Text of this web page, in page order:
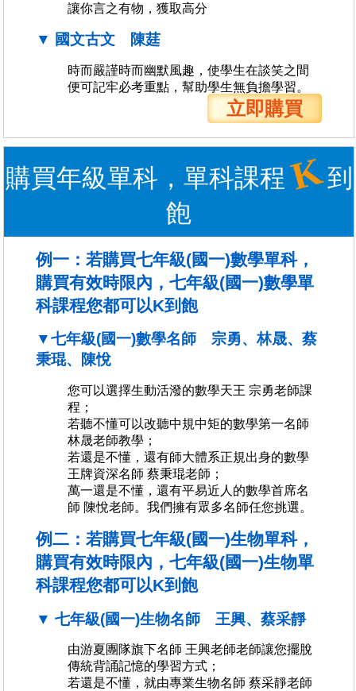
讓你言之有物，獲取高分
▼ 國文古文 陳莛
時而嚴謹時而幽默風趣，使學生在談笑之間
便可記牢必考重點，幫助學生無負擔學習。
立即購買
購買年級單科，單科課程K到
飽
例一：若購買七年級(國一)數學單科，
購買有效時限內，七年級(國一)數學單
科課程您都可以K到飽
▼七年級(國一)數學名師 宗勇、林晟、蔡
秉琨、陳悅
您可以選擇生動活潑的數學天王 宗勇老師課
程；
若聽不懂可以改聽中規中矩的數學第一名師
林晟老師教學；
若還是不懂，還有師大體系正規出身的數學
王牌資深名師 蔡秉琨老師；
萬一還是不懂，還有平易近人的數學首席名
師 陳悅老師。我們擁有眾多名師任您挑選。
例二：若購買七年級(國一)生物單科，
購買有效時限內，七年級(國一)生物單
科課程您都可以K到飽
▼ 七年級(國一)生物名師 王興、蔡采靜
由游夏團隊旗下名師 王興老師老師讓您擺脫
傳統背誦記憶的學習方式；
若還是不懂，就由專業生物名師 蔡采靜老師